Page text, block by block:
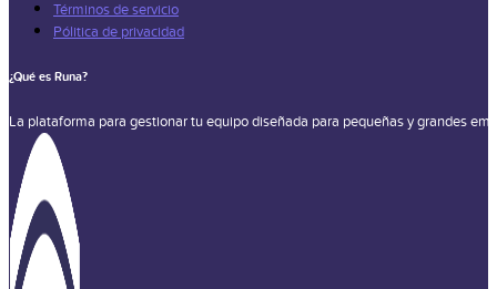
Términos de servicio
Pólitica de privacidad
¿Qué es Runa?
La plataforma para gestionar tu equipo diseñada para pequeñas y grandes